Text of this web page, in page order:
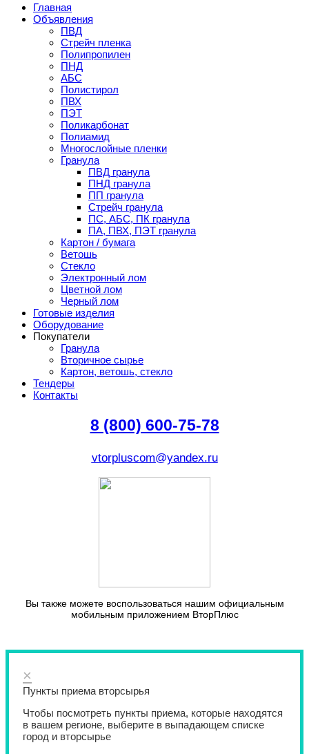
Главная
Объявления
ПВД
Стрейч пленка
Полипропилен
ПНД
АБС
Полистирол
ПВХ
ПЭТ
Поликарбонат
Полиамид
Многослойные пленки
Гранула
ПВД гранула
ПНД гранула
ПП гранула
Стрейч гранула
ПС, АБС, ПК гранула
ПА, ПВХ, ПЭТ гранула
Картон / бумага
Ветошь
Стекло
Электронный лом
Цветной лом
Черный лом
Готовые изделия
Оборудование
Покупатели
Гранула
Вторичное сырье
Картон, ветошь, стекло
Тендеры
Контакты
8 (800) 600-75-78
vtorpluscom@yandex.ru
Вы также можете воспользоваться нашим официальным
мобильным приложением ВторПлюс
×
Пункты приема вторсырья
Чтобы посмотреть пункты приема, которые находятся
в вашем регионе, выберите в выпадающем списке
город и вторсырье